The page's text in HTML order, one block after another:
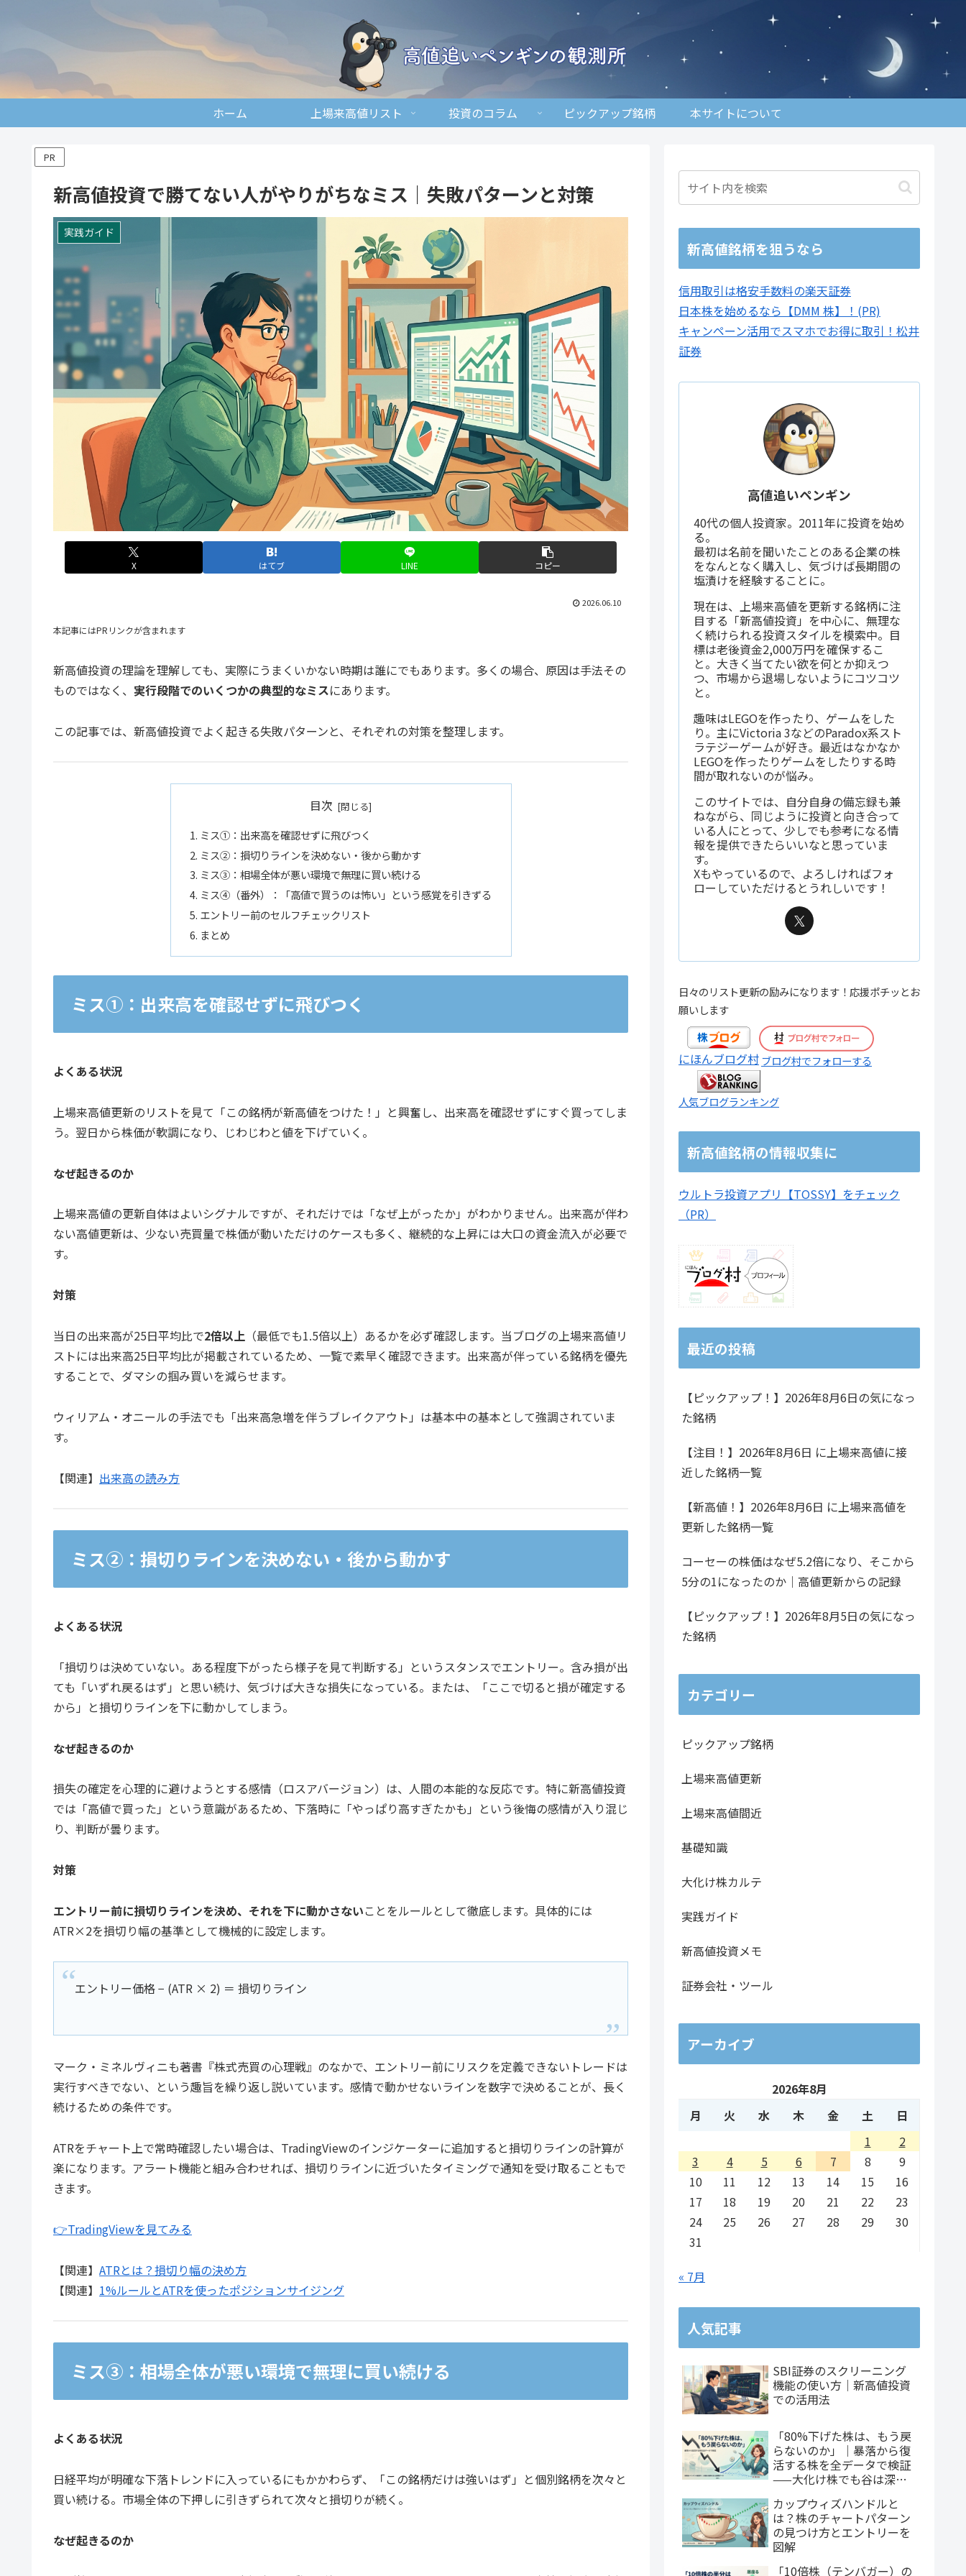
ホーム 上場来高値リスト 投資のコラム ピックアップ銘柄 本サイトについて
PR
新高値投資で勝てない人がやりがちなミス｜失敗パターンと対策
実践ガイド
X はてブ LINE コピー
2026.06.10
本記事にはPRリンクが含まれます
新高値投資の理論を理解しても、実際にうまくいかない時期は誰にでもあります。多くの場合、原因は手法その
ものではなく、 実行段階でのいくつかの典型的なミスにあります。
この記事では、新高値投資でよく起きる失敗パターンと、それぞれの対策を整理します。
目次
ミス①：出来高を確認せずに飛びつく
ミス②：損切りラインを決めない・後から動かす
ミス③：相場全体が悪い環境で無理に買い続ける
ミス④（番外）：「高値で買うのは怖い」という感覚を引きずる
エントリー前のセルフチェックリスト
まとめ
ミス①：出来高を確認せずに飛びつく
よくある状況
上場来高値更新のリストを見て「この銘柄が新高値をつけた！」と興奮し、出来高を確認せずにすぐ買ってしま
う。翌日から株価が軟調になり、じわじわと値を下げていく。
なぜ起きるのか
上場来高値の更新自体はよいシグナルですが、それだけでは「なぜ上がったか」がわかりません。出来高が伴わ
ない高値更新は、少ない売買量で株価が動いただけのケースも多く、継続的な上昇には大口の資金流入が必要で
す。
対策
当日の出来高が25日平均比で2倍以上 （最低でも1.5倍以上）あるかを必ず確認します。当ブログの上場来高値リ
ストには出来高25日平均比が掲載されているため、一覧で素早く確認できます。出来高が伴っている銘柄を優先
することで、ダマシの掴み買いを減らせます。
ウィリアム・オニールの手法でも「出来高急増を伴うブレイクアウト」は基本中の基本として強調されていま
す。
【関連】 出来高の読み方
ミス②：損切りラインを決めない・後から動かす
よくある状況
「損切りは決めていない。ある程度下がったら様子を見て判断する」というスタンスでエントリー。含み損が出
ても「いずれ戻るはず」と思い続け、気づけば大きな損失になっている。または、「ここで切ると損が確定する
から」と損切りラインを下に動かしてしまう。
なぜ起きるのか
損失の確定を心理的に避けようとする感情（ロスアバージョン）は、人間の本能的な反応です。特に新高値投資
では「高値で買った」という意識があるため、下落時に「やっぱり高すぎたかも」という後悔の感情が入り混じ
り、判断が曇ります。
対策
エントリー前に損切りラインを決め、それを下に動かさないことをルールとして徹底します。具体的には
ATR×2を損切り幅の基準として機械的に設定します。
エントリー価格 − (ATR × 2) ＝ 損切りライン
マーク・ミネルヴィニも著書『株式売買の心理戦』のなかで、エントリー前にリスクを定義できないトレードは
実行すべきでない、という趣旨を繰り返し説いています。感情で動かせないラインを数字で決めることが、長く
続けるための条件です。
ATRをチャート上で常時確認したい場合は、TradingViewのインジケーターに追加すると損切りラインの計算が
楽になります。アラート機能と組み合わせれば、損切りラインに近づいたタイミングで通知を受け取ることもで
きます。
👉TradingViewを見てみる
【関連】 ATRとは？損切り幅の決め方
【関連】 1%ルールとATRを使ったポジションサイジング
ミス③：相場全体が悪い環境で無理に買い続ける
よくある状況
日経平均が明確な下落トレンドに入っているにもかかわらず、「この銘柄だけは強いはず」と個別銘柄を次々と
買い続ける。市場全体の下押しに引きずられて次々と損切りが続く。
なぜ起きるのか
新高値銘柄を狙うなら
信用取引は格安手数料の楽天証券
日本株を始めるなら【DMM 株】！(PR)
キャンペーン活用でスマホでお得に取引！松井
証券
高値追いペンギン
40代の個人投資家。2011年に投資を始め
る。
最初は名前を聞いたことのある企業の株
をなんとなく購入し、気づけば長期間の
塩漬けを経験することに。
現在は、上場来高値を更新する銘柄に注
目する「新高値投資」を中心に、無理な
く続けられる投資スタイルを模索中。目
標は老後資金2,000万円を確保するこ
と。大きく当てたい欲を何とか抑えつ
つ、市場から退場しないようにコツコツ
と。
趣味はLEGOを作ったり、ゲームをした
り。主にVictoria 3などのParadox系スト
ラテジーゲームが好き。最近はなかなか
LEGOを作ったりゲームをしたりする時
間が取れないのが悩み。
このサイトでは、自分自身の備忘録も兼
ねながら、同じように投資と向き合って
いる人にとって、少しでも参考になる情
報を提供できたらいいなと思っていま
す。
Xもやっているので、よろしければフォ
ローしていただけるとうれしいです！
日々のリスト更新の励みになります！応援ポチッとお
願いします
にほんブログ村ブログ村でフォローする
人気ブログランキング
新高値銘柄の情報収集に
ウルトラ投資アプリ【TOSSY】をチェック
（PR）
最近の投稿
【ピックアップ！】2026年8月6日の気になっ
た銘柄
【注目！】2026年8月6日 に上場来高値に接
近した銘柄一覧
【新高値！】2026年8月6日 に上場来高値を
更新した銘柄一覧
コーセーの株価はなぜ5.2倍になり、そこから
5分の1になったのか｜高値更新からの記録
【ピックアップ！】2026年8月5日の気になっ
た銘柄
カテゴリー
ピックアップ銘柄
上場来高値更新
上場来高値間近
基礎知識
大化け株カルテ
実践ガイド
新高値投資メモ
証券会社・ツール
アーカイブ
2026年8月
月
火 水 木 金 土
日
1
2
3
4 5 6 7 8
9
10
11 12 13 14 15
16
17
18 19 20 21 22
23
24
25 26 27 28 29
30
31
« 7月
人気記事
SBI証券のスクリーニング
機能の使い方｜新高値投資
での活用法
「80%下げた株は、もう戻
らないのか」｜暴落から復
活する株を全データで検証
——大化け株でも谷は深
社
カップウィズハンドルと
は？株のチャートパターン
の見つけ方とエントリーを
図解
「10倍株（テンバガー）の